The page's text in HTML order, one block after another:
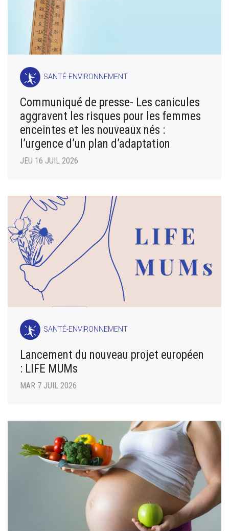
SANTÉ-ENVIRONNEMENT
Communiqué de presse- Les canicules
aggravent les risques pour les femmes
enceintes et les nouveaux nés :
l’urgence d’un plan d’adaptation
JEU 16 JUIL 2026
SANTÉ-ENVIRONNEMENT
Lancement du nouveau projet européen
: LIFE MUMs
MAR 7 JUIL 2026